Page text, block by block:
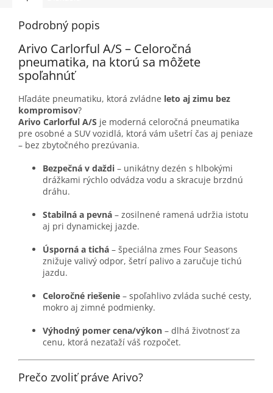
Podrobný popis
Arivo Carlorful A/S – Celoročná
pneumatika, na ktorú sa môžete
spoľahnúť
Hľadáte pneumatiku, ktorá zvládne leto aj zimu bez
kompromisov?
Arivo Carlorful A/S je moderná celoročná pneumatika
pre osobné a SUV vozidlá, ktorá vám ušetrí čas aj peniaze
– bez zbytočného prezúvania.
Bezpečná v daždi – unikátny dezén s hlbokými
drážkami rýchlo odvádza vodu a skracuje brzdnú
dráhu.
Stabilná a pevná – zosilnené ramená udržia istotu
aj pri dynamickej jazde.
Úsporná a tichá – špeciálna zmes Four Seasons
znižuje valivý odpor, šetrí palivo a zaručuje tichú
jazdu.
Celoročné riešenie – spoľahlivo zvláda suché cesty,
mokro aj zimné podmienky.
Výhodný pomer cena/výkon – dlhá životnosť za
cenu, ktorá nezaťaží váš rozpočet.
Prečo zvoliť práve Arivo?